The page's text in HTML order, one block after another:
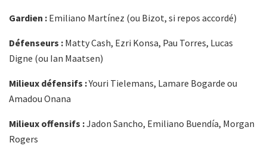
Gardien : Emiliano Martínez (ou Bizot, si repos accordé)
Défenseurs : Matty Cash, Ezri Konsa, Pau Torres, Lucas
Digne (ou Ian Maatsen)
Milieux défensifs :Youri Tielemans, Lamare Bogarde ou
Amadou Onana
Milieux offensifs :Jadon Sancho, Emiliano Buendía, Morgan
Rogers